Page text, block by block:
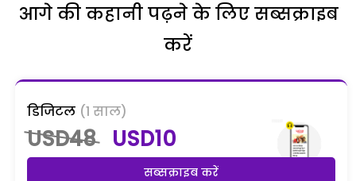
आगे की कहानी पढ़ने के लिए सब्सक्राइब
करें
डिजिटल (1 साल)
USD48 USD10
सब्सक्राइब करें